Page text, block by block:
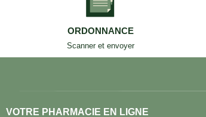
ORDONNANCE
Scanner et envoyer
VOTRE PHARMACIE EN LIGNE